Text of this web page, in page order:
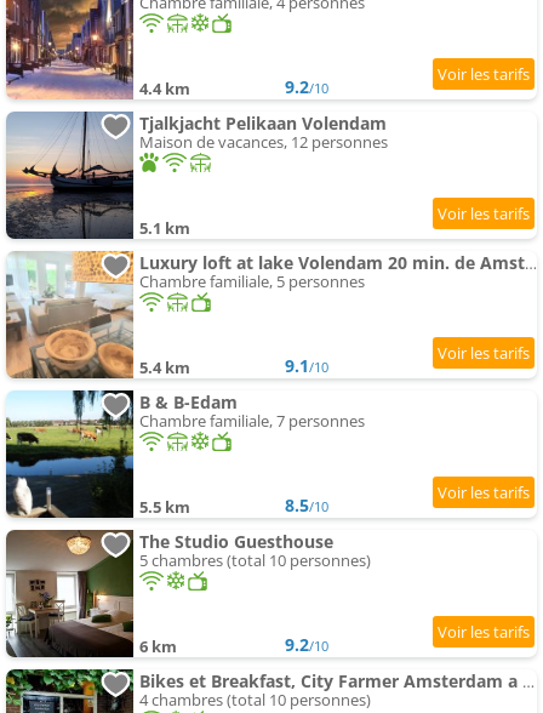
4.4 km 9.2/10
Tjalkjacht Pelikaan Volendam
Maison de vacances, 12 personnes
5.1 km
Luxury loft at lake Volendam 20 min. de Amsterdam CS
Chambre familiale, 5 personnes
5.4 km 9.1/10
B & B-Edam
Chambre familiale, 7 personnes
5.5 km 8.5/10
The Studio Guesthouse
5 chambres (total 10 personnes)
6 km 9.2/10
Bikes et Breakfast, City Farmer Amsterdam a Guesthouse avec Free Parking
4 chambres (total 10 personnes)